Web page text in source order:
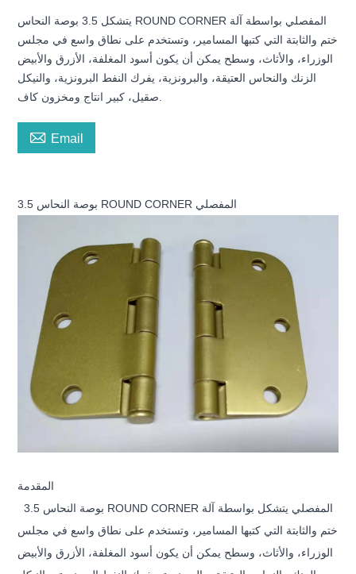
يتشكل 3.5 بوصة النحاس ROUND CORNER المفصلي بواسطة آلة
ختم والثابتة التي كتبها المسامير، وتستخدم على نطاق واسع في مجلس
الوزراء، والأثاث، وسطح يمكن أن يكون أسود المغلفة، الأزرق والأبيض
الزنك والنحاس العتيقة، والبرونزية، يفرك النفط البرونزية، والنيكل
 Email
3.5 بوصة النحاس ROUND CORNER المفصلي
المقدمة
3.5 بوصة النحاس ROUND CORNER المفصلي يتشكل بواسطة آلة
ختم والثابتة التي كتبها المسامير، وتستخدم على نطاق واسع في مجلس
الوزراء، والأثاث، وسطح يمكن أن يكون أسود المغلفة، الأزرق والأبيض